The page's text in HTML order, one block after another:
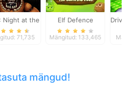
Night at the Dentist
71,735
Elf Defence
Mängitud: 133,465
mängud!